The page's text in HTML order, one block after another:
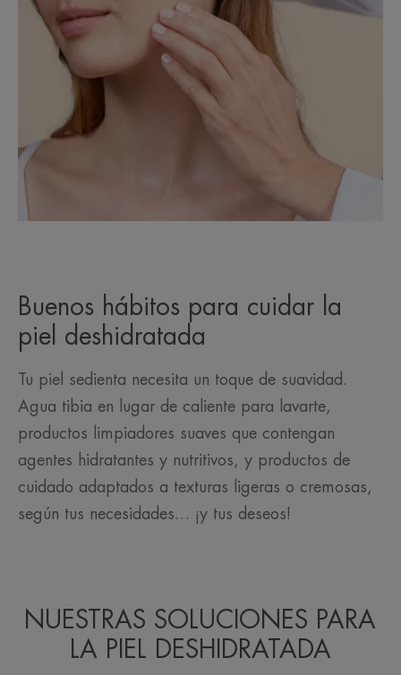
Buenos hábitos para cuidar la
piel deshidratada
Tu piel sedienta necesita un toque de suavidad.
Agua tibia en lugar de caliente para lavarte,
productos limpiadores suaves que contengan
agentes hidratantes y nutritivos, y productos de
cuidado adaptados a texturas ligeras o cremosas,
según tus necesidades… ¡y tus deseos!
NUESTRAS SOLUCIONES PARA
LA PIEL DESHIDRATADA